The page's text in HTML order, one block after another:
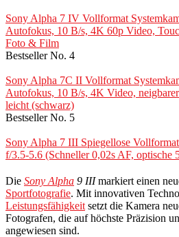
Sony Alpha 7 IV Vollformat
Autofokus, 10 B/s, 4K 60p Video,
Foto & Film
Bestseller No. 4
Sony Alpha 7C II Vollformat
Autofokus, 10 B/s, 4K Video,
leicht (schwarz)
Bestseller No. 5
Sony Alpha 7 III Spiegellose
f/3.5-5.6 (Schneller 0,02s AF, optische
Die Sony Alpha 9 IIImarkiert einen
Sportfotografie. Mit innovativen
Leistungsfähigkeit setzt die Kamera
Fotografen, die auf höchste Präzision
angewiesen sind.